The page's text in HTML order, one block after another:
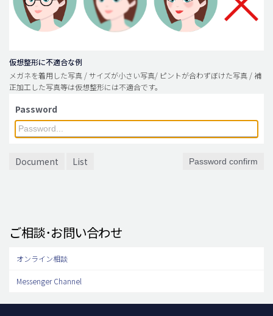
仮想整形に不適合な例
メガネを着用した写真 / サイズが小さい写真/ ピントが合わずぼけた写真 / 補
正加工した写真等は仮想整形には不適合です。
Password
Document List Password confirm
ご相談･お問い合わせ
オンライン相談
Messenger Channel